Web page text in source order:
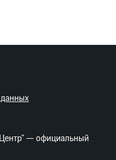
— официальный